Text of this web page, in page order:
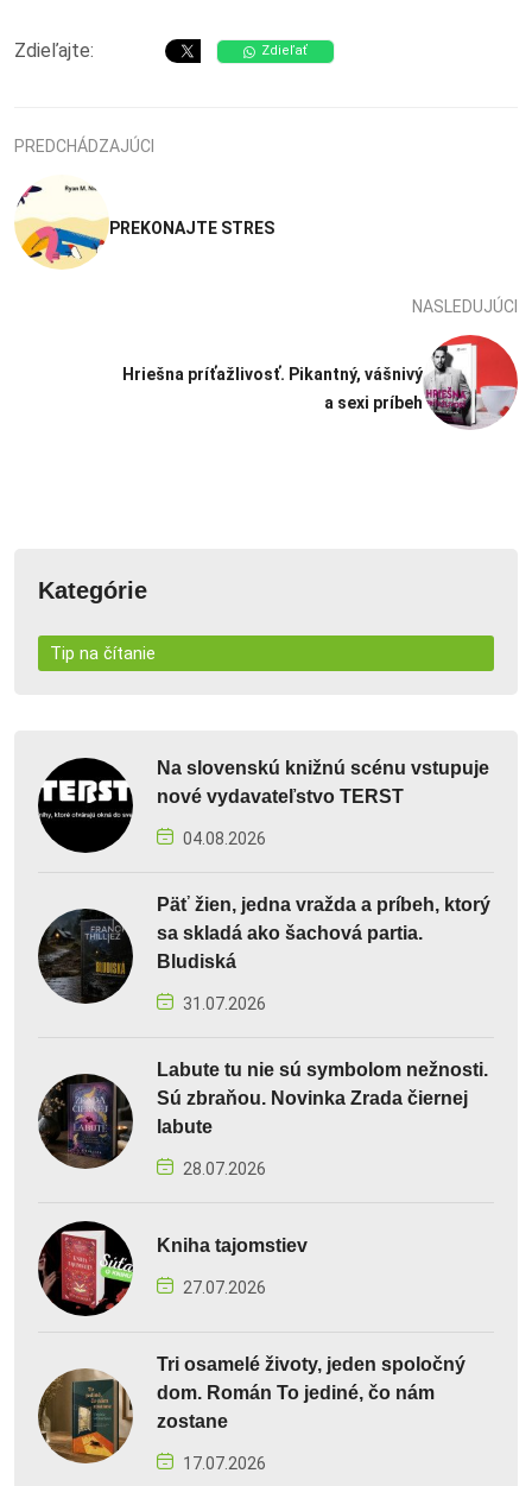
Zdieľajte: Zdieľať
PREDCHÁDZAJÚCI
PREKONAJTE STRES
NASLEDUJÚCI
Hriešna príťažlivosť. Pikantný, vášnivý
a sexi príbeh
Kategórie
Tip na čítanie
Na slovenskú knižnú scénu vstupuje
nové vydavateľstvo TERST
04.08.2026
Päť žien, jedna vražda a príbeh, ktorý
sa skladá ako šachová partia.
Bludiská
31.07.2026
Labute tu nie sú symbolom nežnosti.
Sú zbraňou. Novinka Zrada čiernej
labute
28.07.2026
Kniha tajomstiev
27.07.2026
Tri osamelé životy, jeden spoločný
dom. Román To jediné, čo nám
zostane
17.07.2026